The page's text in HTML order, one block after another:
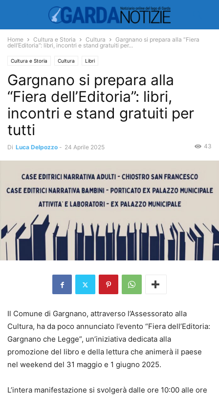
Home Cultura e Storia Cultura
Gargnano si prepara alla “Fiera
dell’Editoria”: libri, incontri e stand gratuiti per...
Cultura e Storia Cultura Libri
Gargnano si prepara alla
“Fiera dell’Editoria”: libri,
incontri e stand gratuiti per
tutti
Di Luca Delpozzo - 24 Aprile 2025 43
Il Comune di Gargnano, attraverso l’Assessorato alla
Cultura, ha da poco annunciato l’evento “Fiera dell’Editoria:
Gargnano che Legge”, un’iniziativa dedicata alla
promozione del libro e della lettura che animerà il paese
nel weekend del 31 maggio e 1 giugno 2025.
L’intera manifestazione si svolgerà dalle ore 10:00 alle ore